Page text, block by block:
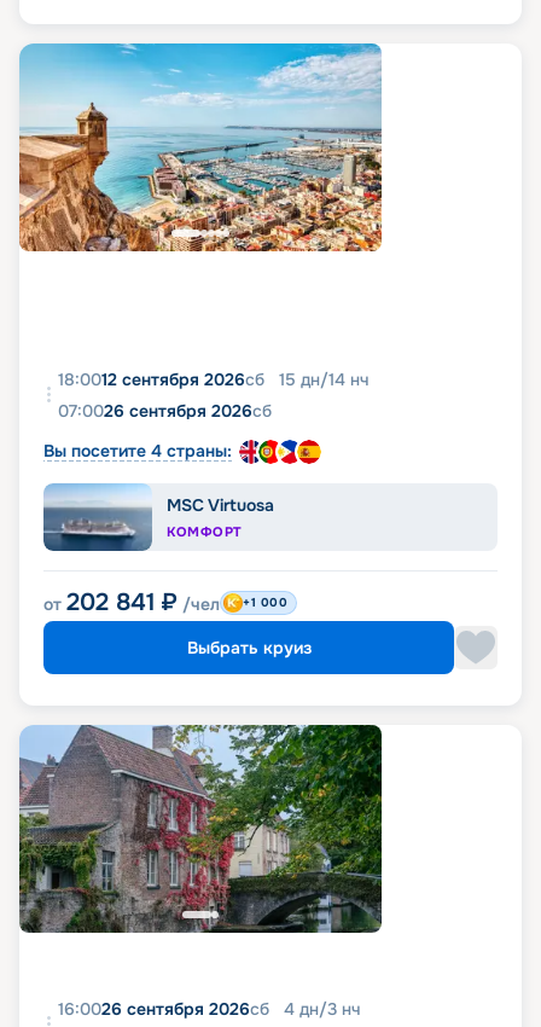
18:0012 сентября 2026сб 15 дн/14 нч
07:0026 сентября 2026сб
Вы посетите 4 страны:
MSC Virtuosa
КОМФОРТ
от 202 841 ₽ /чел +1 000
Выбрать круиз
16:0026 сентября 2026сб 4 дн/3 нч